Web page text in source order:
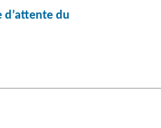
d’attente du